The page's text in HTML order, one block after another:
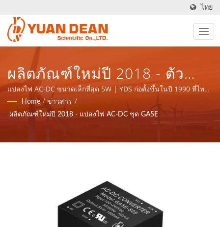
ไทย
ผลิตภัณฑ์ใหม่ปี 2018 - ตัว
แปลง AC-DC รุ่น GA5E - ผู้ผลิต
แหล่งจ่ายไฟและส่วนประกอบ
แปลงไฟ AC-DC ขนาดเล็กที่สุด 5W | YDS ก่อตั้งขึ้นในปี 1990 ที่ไท
นัน ไต้หวัน และโรงงาน Ho Mao electronics ของเราได้ก่อตั้งขึ้นใน
ปี 1995 ที่เซียะเหมิน ประเทศจีน เราเป็นผู้ผลิตอิเล็กทรอนิกส์ชั้นนำที่
Home / ข่าวสาร /
ผลิตภัณฑ์ใหม่ปี 2018 - แปลงไฟ AC-DC ชุด GA5E